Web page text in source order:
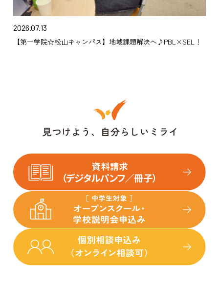
2026.07.13
【第一学院☆松山キャンパス】地域課題解決へ♪PBL×SEL！